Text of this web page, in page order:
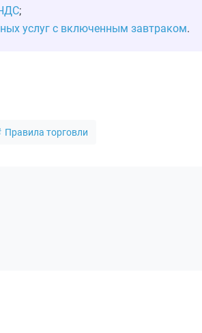
;
услуг с включенным завтраком.
Правила торговли